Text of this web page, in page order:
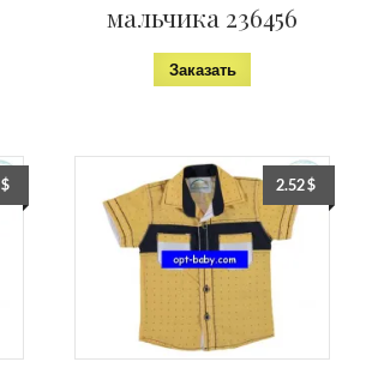
мальчика 236456
Заказать
$ 2.52$